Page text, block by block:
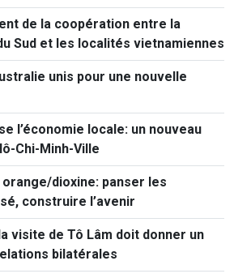
de la coopération entre la
Sud et les localités vietnamiennes
unis pour une nouvelle
l’économie locale: un nouveau
Chi-Minh-Ville
orange/dioxine: panser les
construire l’avenir
visite de Tô Lâm doit donner un
bilatérales